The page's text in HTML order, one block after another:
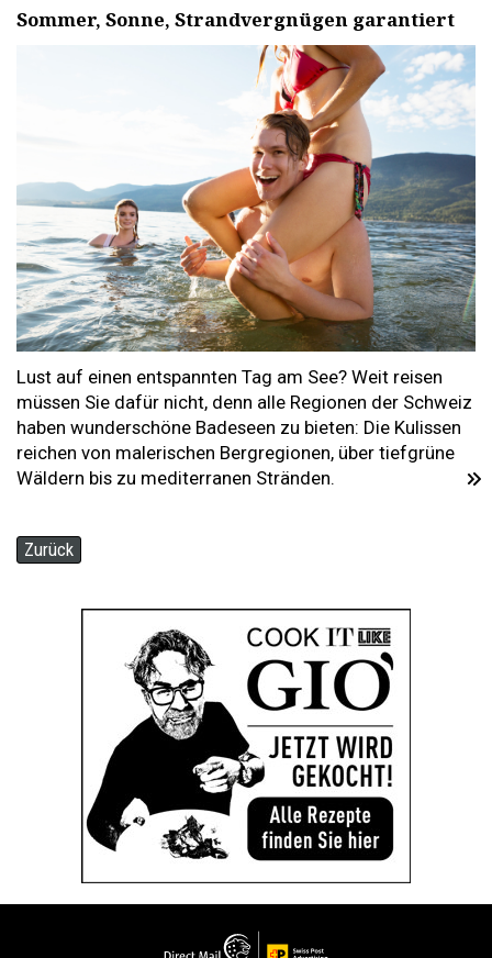
Sommer, Sonne, Strandvergnügen garantiert
Lust auf einen entspannten Tag am See? Weit reisen
müssen Sie dafür nicht, denn alle Regionen der Schweiz
haben wunderschöne Badeseen zu bieten: Die Kulissen
reichen von malerischen Bergregionen, über tiefgrüne
Wäldern bis zu mediterranen Stränden.
Zurück